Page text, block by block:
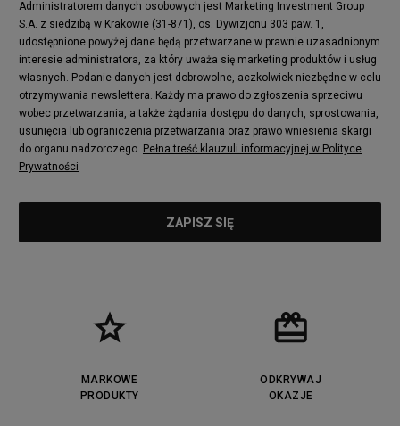
Administratorem danych osobowych jest Marketing Investment Group
S.A. z siedzibą w Krakowie (31-871), os. Dywizjonu 303 paw. 1,
udostępnione powyżej dane będą przetwarzane w prawnie uzasadnionym
interesie administratora, za który uważa się marketing produktów i usług
własnych. Podanie danych jest dobrowolne, aczkolwiek niezbędne w celu
otrzymywania newslettera. Każdy ma prawo do zgłoszenia sprzeciwu
wobec przetwarzania, a także żądania dostępu do danych, sprostowania,
usunięcia lub ograniczenia przetwarzania oraz prawo wniesienia skargi
do organu nadzorczego. Pełna treść klauzuli informacyjnej w Polityce
Prywatności
MARKOWE
PRODUKTY
ODKRYWAJ
OKAZJE